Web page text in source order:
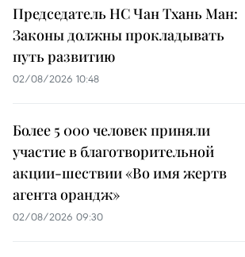
Председатель НС Чан Тхань Ман:
Законы должны прокладывать
путь развитию
02/08/2026 10:48
Более 5 000 человек приняли
участие в благотворительной
акции-шествии «Во имя жертв
агента орандж»
02/08/2026 09:30